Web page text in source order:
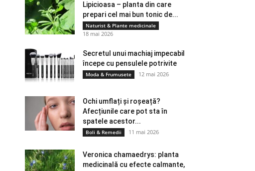
Lipicioasa – planta din care
prepari cel mai bun tonic de...
Naturist & Plante medicinale
18 mai 2026
Secretul unui machiaj impecabil
începe cu pensulele potrivite
Moda & Frumusete 12 mai 2026
Ochi umflați și roșeață?
Afecțiunile care pot sta în
spatele acestor...
Boli & Remedii 11 mai 2026
Veronica chamaedrys: planta
medicinală cu efecte calmante,